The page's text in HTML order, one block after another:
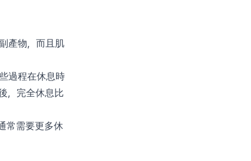
產物，而且肌
過程在休息時
，完全休息比
常需要更多休